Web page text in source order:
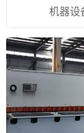
机器设